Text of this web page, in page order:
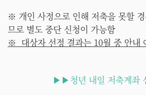
※ 개인 사정으로 인해 저축을 못할
므로 별도 중단 신청이 가능함
※ 대상자 선정 결과는 10월 중 안내
▶▶청년 내일 저축계좌